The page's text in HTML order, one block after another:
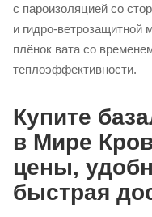
с пароизоляцией со
и гидро-ветрозащитной
плёнок вата со
теплоэффективности.
Купите
в Мире
цены,
быстрая